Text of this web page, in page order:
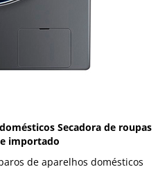
Secadora de roupas
importado
de aparelhos domésticos